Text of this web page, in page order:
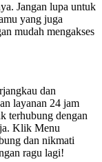
Jangan lupa untuk
yang juga
mudah mengakses
dan
layanan 24 jam
terhubung dengan
Klik Menu
dan nikmati
ragu lagi!